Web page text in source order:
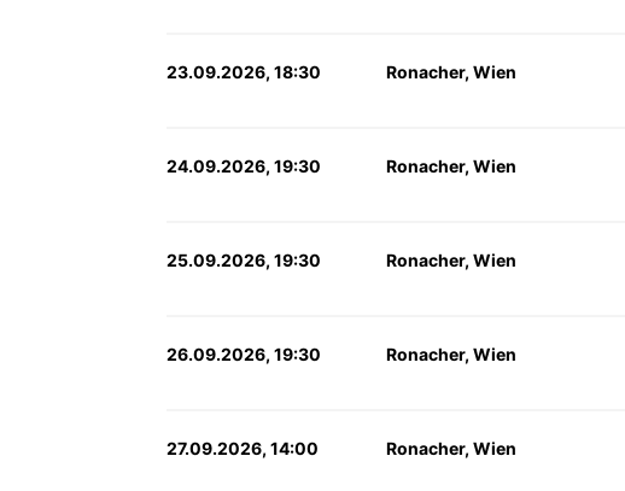
23.09.2026, 18:30 Ronacher, Wien
24.09.2026, 19:30 Ronacher, Wien
25.09.2026, 19:30 Ronacher, Wien
26.09.2026, 19:30 Ronacher, Wien
27.09.2026, 14:00 Ronacher, Wien